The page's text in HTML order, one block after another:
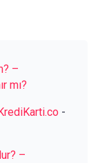
–
mı?
-
–